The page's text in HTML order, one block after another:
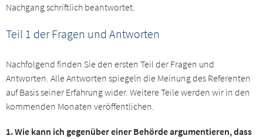
Nachgang schriftlich beantwortet.
Teil 1 der Fragen und Antworten
Nachfolgend finden Sie den ersten Teil der Fragen und
Antworten. Alle Antworten spiegeln die Meinung des Referenten
auf Basis seiner Erfahrung wider. Weitere Teile werden wir in den
kommenden Monaten veröffentlichen.
1. Wie kann ich gegenüber einer Behörde argumentieren, dass